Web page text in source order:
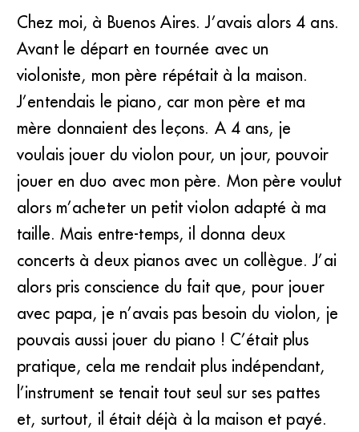
Chez moi, à Buenos Aires. J’avais alors 4 ans.
Avant le départ en tournée avec un
violoniste, mon père répétait à la maison.
J’entendais le piano, car mon père et ma
mère donnaient des leçons. A 4 ans, je
voulais jouer du violon pour, un jour, pouvoir
jouer en duo avec mon père. Mon père voulut
alors m’acheter un petit violon adapté à ma
taille. Mais entre-temps, il donna deux
concerts à deux pianos avec un collègue. J’ai
alors pris conscience du fait que, pour jouer
avec papa, je n’avais pas besoin du violon, je
pouvais aussi jouer du piano ! C’était plus
pratique, cela me rendait plus indépendant,
l’instrument se tenait tout seul sur ses pattes
et, surtout, il était déjà à la maison et payé.